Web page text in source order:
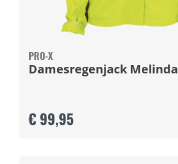
PRO-X
Damesregenjack Melinda
€ 99,95